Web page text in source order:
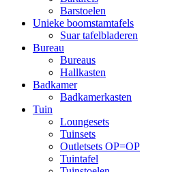
Barstoelen
Unieke boomstamtafels
Suar tafelbladeren
Bureau
Bureaus
Hallkasten
Badkamer
Badkamerkasten
Tuin
Loungesets
Tuinsets
Outletsets OP=OP
Tuintafel